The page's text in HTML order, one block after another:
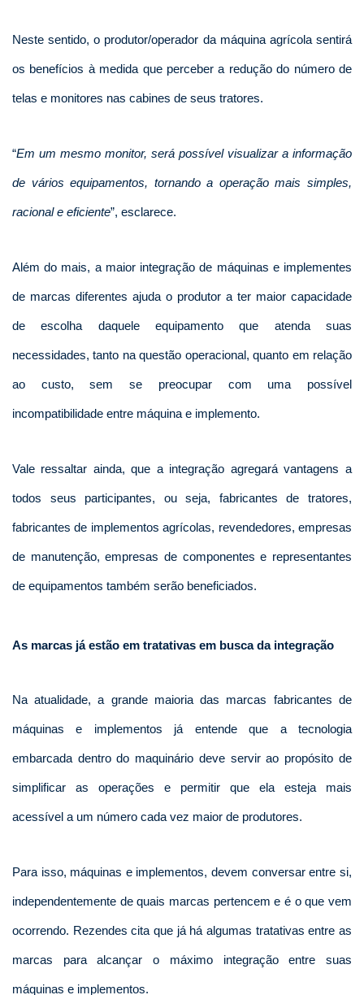
Neste sentido, o produtor/operador da máquina agrícola sentirá
os benefícios à medida que perceber a redução do número de
telas e monitores nas cabines de seus tratores.
“Em um mesmo monitor, será possível visualizar a informação
de vários equipamentos, tornando a operação mais simples,
racional e eficiente”, esclarece.
Além do mais, a maior integração de máquinas e implementes
de marcas diferentes ajuda o produtor a ter maior capacidade
de escolha daquele equipamento que atenda suas
necessidades, tanto na questão operacional, quanto em relação
ao custo, sem se preocupar com uma possível
incompatibilidade entre máquina e implemento.
Vale ressaltar ainda, que a integração agregará vantagens a
todos seus participantes, ou seja, fabricantes de tratores,
fabricantes de implementos agrícolas, revendedores, empresas
de manutenção, empresas de componentes e representantes
de equipamentos também serão beneficiados.
As marcas já estão em tratativas em busca da integração
Na atualidade, a grande maioria das marcas fabricantes de
máquinas e implementos já entende que a tecnologia
embarcada dentro do maquinário deve servir ao propósito de
simplificar as operações e permitir que ela esteja mais
acessível a um número cada vez maior de produtores.
Para isso, máquinas e implementos, devem conversar entre si,
independentemente de quais marcas pertencem e é o que vem
ocorrendo. Rezendes cita que já há algumas tratativas entre as
marcas para alcançar o máximo integração entre suas
máquinas e implementos.